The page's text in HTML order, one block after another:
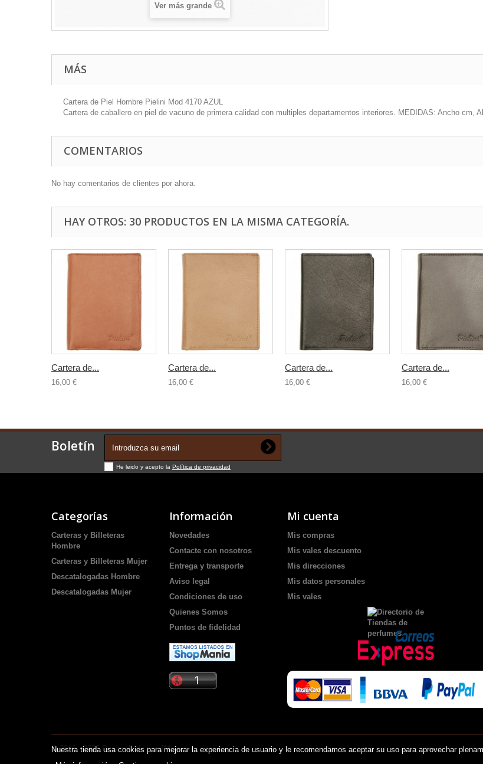
Nuestra tienda usa cookies para mejorar la experiencia de usuario y le recomendamos aceptar su uso para aprovechar
Ver más grande
MÁS
Cartera de Piel Hombre Pielini Mod 4170 AZUL
Cartera de caballero en piel de vacuno de primera calidad con multiples departamentos interiores. MEDIDAS: Ancho cm,
COMENTARIOS
No hay comentarios de clientes por ahora.
HAY OTROS: 30 PRODUCTOS EN LA MISMA CATEGORÍA.
Cartera de...
16,00 €
Cartera de...
16,00 €
Cartera de...
16,00 €
Cartera de...
16,00 €
Boletín
He leido y acepto la Política de privacidad
Categorías
Carteras y Billeteras
Hombre
Carteras y Billeteras Mujer
Descatalogadas Hombre
Descatalogadas Mujer
Información
Novedades
Contacte con nosotros
Entrega y transporte
Aviso legal
Condiciones de uso
Quienes Somos
Puntos de fidelidad
© 2016 -2026 Desarrollado por JM
Mi cuenta
Mis compras
Mis vales descuento
Mis direcciones
Mis datos personales
Mis vales